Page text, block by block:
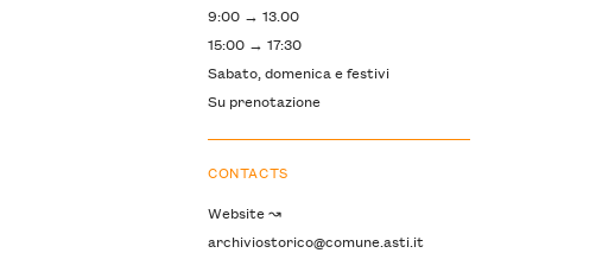
9:00 → 13.00
15:00 → 17:30
Sabato, domenica e festivi
Su prenotazione
CONTACTS
Website ↝
archiviostorico@comune.asti.it